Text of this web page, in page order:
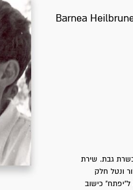
Barnea
לפלמ"ח ב-1.12.1947, במסגרת הכשרת גבת. שירת
ונטל חלק
באזור לוד - לטרון. השתחרר באוגוסט 1948 ועליה ל"יפתח" כישוב